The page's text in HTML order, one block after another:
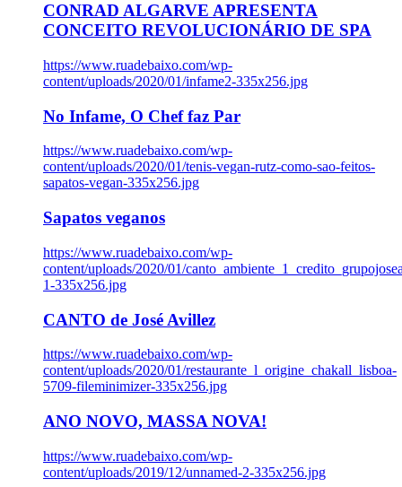
CONRAD ALGARVE APRESENTA
CONCEITO REVOLUCIONÁRIO DE SPA
https://www.ruadebaixo.com/wp-
content/uploads/2020/01/infame2-335x256.jpg
No Infame, O Chef faz Par
https://www.ruadebaixo.com/wp-
content/uploads/2020/01/tenis-vegan-rutz-como-sao-feitos-
sapatos-vegan-335x256.jpg
Sapatos veganos
https://www.ruadebaixo.com/wp-
content/uploads/2020/01/
1-335x256.jpg
CANTO de José Avillez
https://www.ruadebaixo.com/wp-
content/uploads/2020/01/restaurante_l_origine_chakall_lisboa-
5709-fileminimizer-335x256.jpg
ANO NOVO, MASSA NOVA!
https://www.ruadebaixo.com/wp-
content/uploads/2019/12/unnamed-2-335x256.jpg